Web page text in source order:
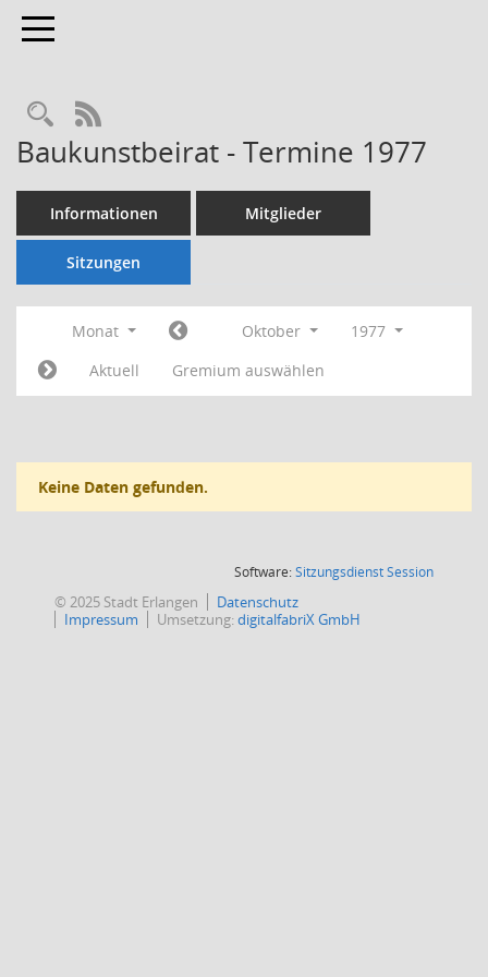
Toggle navigation
Rechercheauswahl
RSS-Feed
Baukunstbeirat - Termine 1977
Informationen Mitglieder
Sitzungen
Monat Oktober
1977
Aktuell
Gremium auswählen
Keine Daten gefunden.
Software:SitzungsdienstSession(Wird in
© 2025 Stadt Erlangen
Datenschutz
Impressum
Umsetzung:digitalfabriX GmbH